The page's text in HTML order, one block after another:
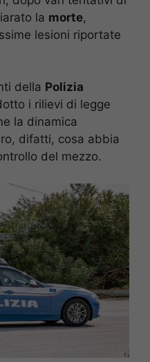
la morte,
lesioni riportate
della Polizia
i rilievi di legge
la dinamica
difatti, cosa abbia
del mezzo.